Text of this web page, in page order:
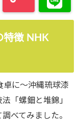
特徴 NHK
卓に～沖縄琉球漆
「螺鈿と堆錦」
べてみました。